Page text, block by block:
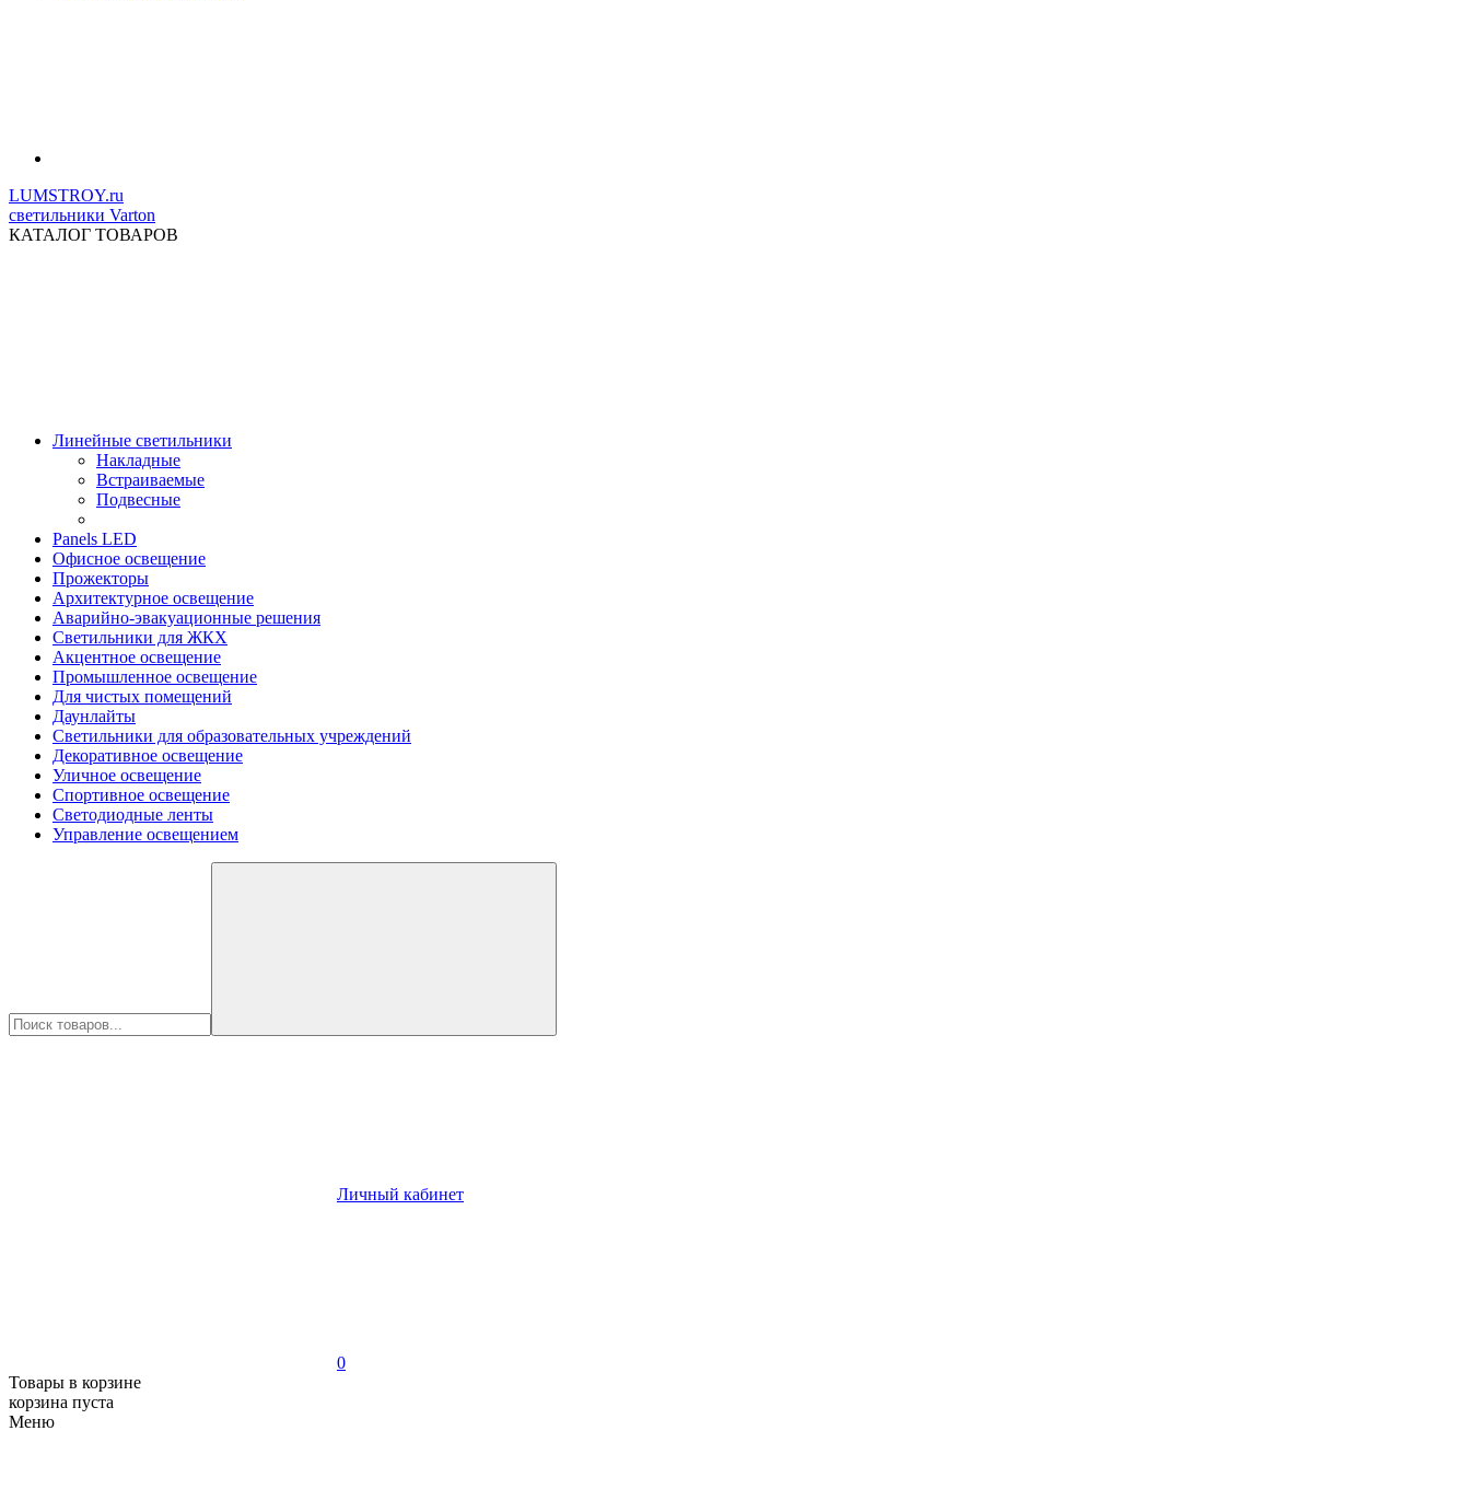
LUMSTROY.ru
светильники Varton
КАТАЛОГ ТОВАРОВ
Линейные светильники
Накладные
Встраиваемые
Подвесные
Panels LED
Офисное освещение
Прожекторы
Архитектурное освещение
Аварийно-эвакуационные решения
Светильники для ЖКХ
Акцентное освещение
Промышленное освещение
Для чистых помещений
Даунлайты
Светильники для образовательных учреждений
Декоративное освещение
Уличное освещение
Спортивное освещение
Светодиодные ленты
Управление освещением
Личный кабинет
0
Товары в корзине
корзина пуста
Меню